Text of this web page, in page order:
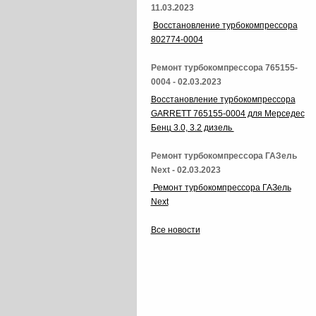
11.03.2023
Восстановление турбокомпрессора
802774-0004
Ремонт турбокомпрессора 765155-
0004 - 02.03.2023
Восстановление турбокомпрессора
GARRETT 765155-0004 для Мерседес
Бенц 3.0, 3.2 дизель
Ремонт турбокомпрессора ГАЗель
Next - 02.03.2023
Ремонт турбокомпрессора ГАЗель
Next
Все новости